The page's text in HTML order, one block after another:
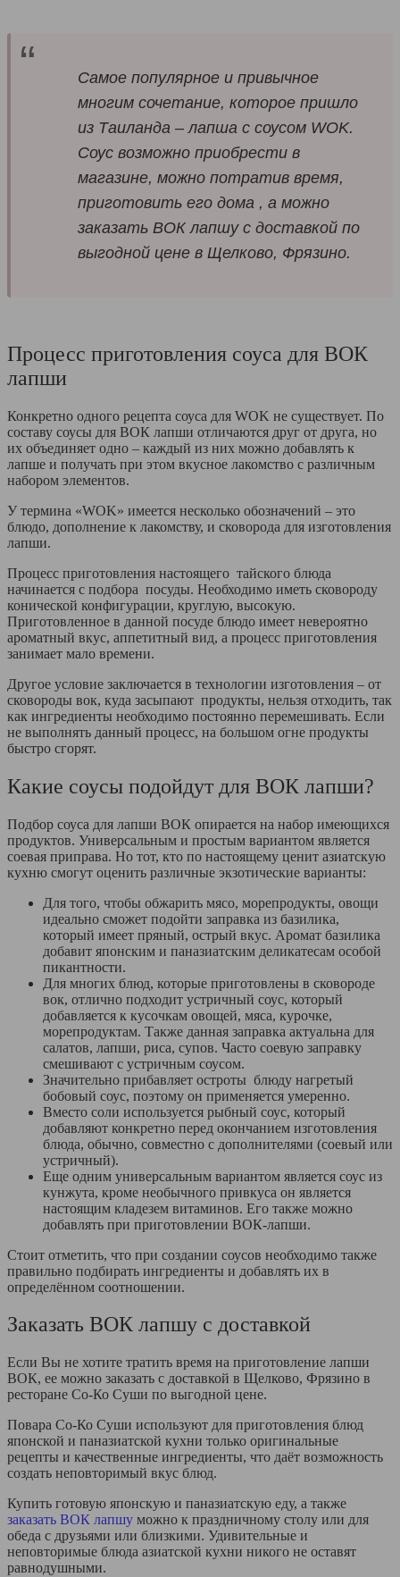
Самое популярное и привычное
многим сочетание, которое пришло
из Таиланда – лапша с соусом WOK.
Соус возможно приобрести в
магазине, можно потратив время,
приготовить его дома , а можно
заказать ВОК лапшу с доставкой по
выгодной цене в Щелково, Фрязино.
Процесс приготовления соуса для ВОК
лапши
Конкретно одного рецепта соуса для WOK не существует. По
составу соусы для ВОК лапши отличаются друг от друга, но
их объединяет одно – каждый из них можно добавлять к
лапше и получать при этом вкусное лакомство с различным
набором элементов.
У термина «WOK» имеется несколько обозначений – это
блюдо, дополнение к лакомству, и сковорода для изготовления
лапши.
Процесс приготовления настоящего тайского блюда
начинается с подбора посуды. Необходимо иметь сковороду
конической конфигурации, круглую, высокую.
Приготовленное в данной посуде блюдо имеет невероятно
ароматный вкус, аппетитный вид, а процесс приготовления
занимает мало времени.
Другое условие заключается в технологии изготовления – от
сковороды вок, куда засыпают продукты, нельзя отходить, так
как ингредиенты необходимо постоянно перемешивать. Если
не выполнять данный процесс, на большом огне продукты
быстро сгорят.
Какие соусы подойдут для ВОК лапши?
Подбор соуса для лапши ВОК опирается на набор имеющихся
продуктов. Универсальным и простым вариантом является
соевая приправа. Но тот, кто по настоящему ценит азиатскую
кухню смогут оценить различные экзотические варианты:
Для того, чтобы обжарить мясо, морепродукты, овощи
идеально сможет подойти заправка из базилика,
который имеет пряный, острый вкус. Аромат базилика
добавит японским и паназиатским деликатесам особой
пикантности.
Для многих блюд, которые приготовлены в сковороде
вок, отлично подходит устричный соус, который
добавляется к кусочкам овощей, мяса, курочке,
морепродуктам. Также данная заправка актуальна для
салатов, лапши, риса, супов. Часто соевую заправку
смешивают с устричным соусом.
Значительно прибавляет остроты блюду нагретый
бобовый соус, поэтому он применяется умеренно.
Вместо соли используется рыбный соус, который
добавляют конкретно перед окончанием изготовления
блюда, обычно, совместно с дополнителями (соевый или
устричный).
Еще одним универсальным вариантом является соус из
кунжута, кроме необычного привкуса он является
настоящим кладезем витаминов. Его также можно
добавлять при приготовлении ВОК-лапши.
Стоит отметить, что при создании соусов необходимо также
правильно подбирать ингредиенты и добавлять их в
определённом соотношении.
Заказать ВОК лапшу с доставкой
Если Вы не хотите тратить время на приготовление лапши
ВОК, ее можно заказать с доставкой в Щелково, Фрязино в
ресторане Со-Ко Суши по выгодной цене.
Повара Со-Ко Суши используют для приготовления блюд
японской и паназиатской кухни только оригинальные
рецепты и качественные ингредиенты, что даёт возможность
создать неповторимый вкус блюд.
Купить готовую японскую и паназиатскую еду, а также
заказать ВОК лапшу можно к праздничному столу или для
обеда с друзьями или близкими. Удивительные и
неповторимые блюда азиатской кухни никого не оставят
равнодушными.